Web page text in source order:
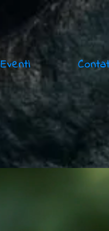
Eventi